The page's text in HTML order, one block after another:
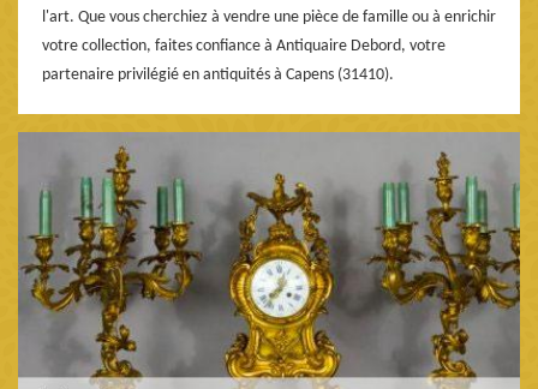
l'art. Que vous cherchiez à vendre une pièce de famille ou à enrichir
votre collection, faites confiance à Antiquaire Debord, votre
partenaire privilégié en antiquités à Capens (31410).